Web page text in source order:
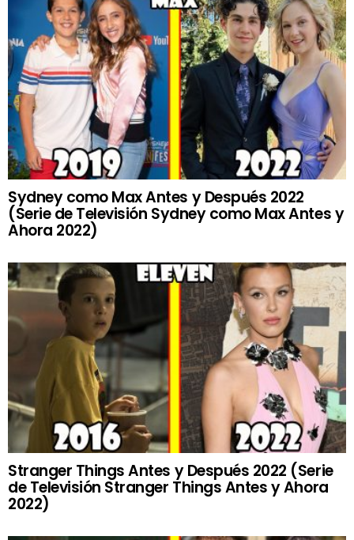
Sydney como Max Antes y Después 2022
(Serie de Televisión Sydney como Max Antes y
Ahora 2022)
Stranger Things Antes y Después 2022 (Serie
de Televisión Stranger Things Antes y Ahora
2022)